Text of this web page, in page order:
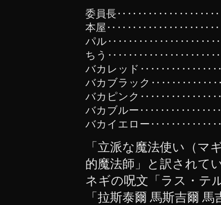
委員長
本屋
パル
ちう
バカレッド
バカブラック
バカピンク
バカブルー
バカイエロー
「立派な魔法使い（マ
的魔法師」と訳されて
ネギの呪文「ラス・テ
「拉斯泰爾 馬斯吉爾